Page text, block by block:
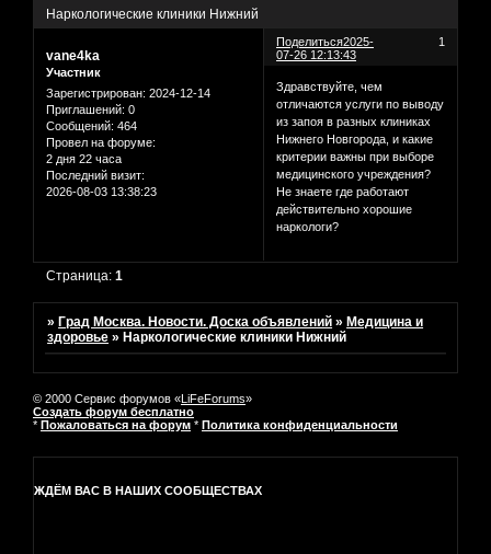
Наркологические клиники Нижний
Поделиться 1
2025-
07-26 12:13:43
vane4ka
Участник
Зарегистрирован: 2024-12-14
Приглашений: 0
Сообщений: 464
Провел на форуме:
2 дня 22 часа
Последний визит:
2026-08-03 13:38:23
Здравствуйте, чем
отличаются услуги по выводу
из запоя в разных клиниках
Нижнего Новгорода, и какие
критерии важны при выборе
медицинского учреждения?
Не знаете где работают
действительно хорошие
наркологи?
Страница:1
»Град Москва. Новости. Доска объявлений »Медицина и
здоровье »Наркологические клиники Нижний
© 2000 Сервис форумов «LiFeForums»
Создать форум бесплатно
* Пожаловаться на форум * Политика конфиденциальности
ЖДЁМ ВАС В НАШИХ СООБЩЕСТВАХ